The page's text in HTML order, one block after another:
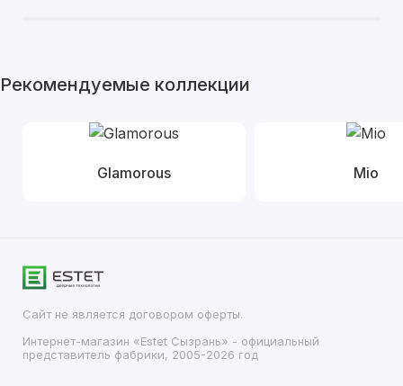
Рекомендуемые коллекции
Glamorous Mio
Сайт не является договором оферты.
Интернет-магазин «Estet Сызрань» - официальный
представитель фабрики, 2005-2026 год